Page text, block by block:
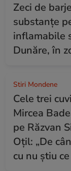
Zeci de
substanțe
inflamabile
Dunăre, în
Stiri Mondene
Cele trei
Mircea
pe Răzvan
Oțil: „De
cu nu știu